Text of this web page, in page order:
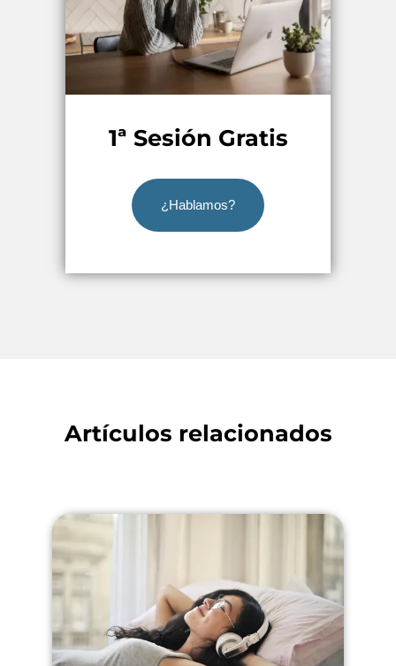
1ª Sesión Gratis
¿Hablamos?
Artículos relacionados